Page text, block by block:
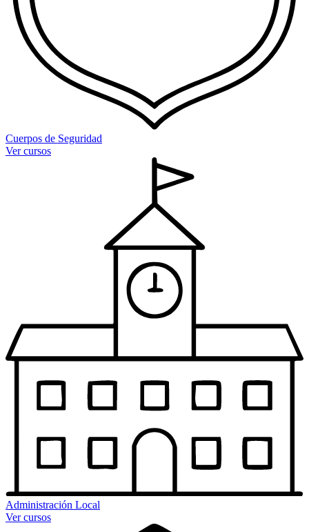
Cuerpos de Seguridad
Ver cursos
Administración Local
Ver cursos